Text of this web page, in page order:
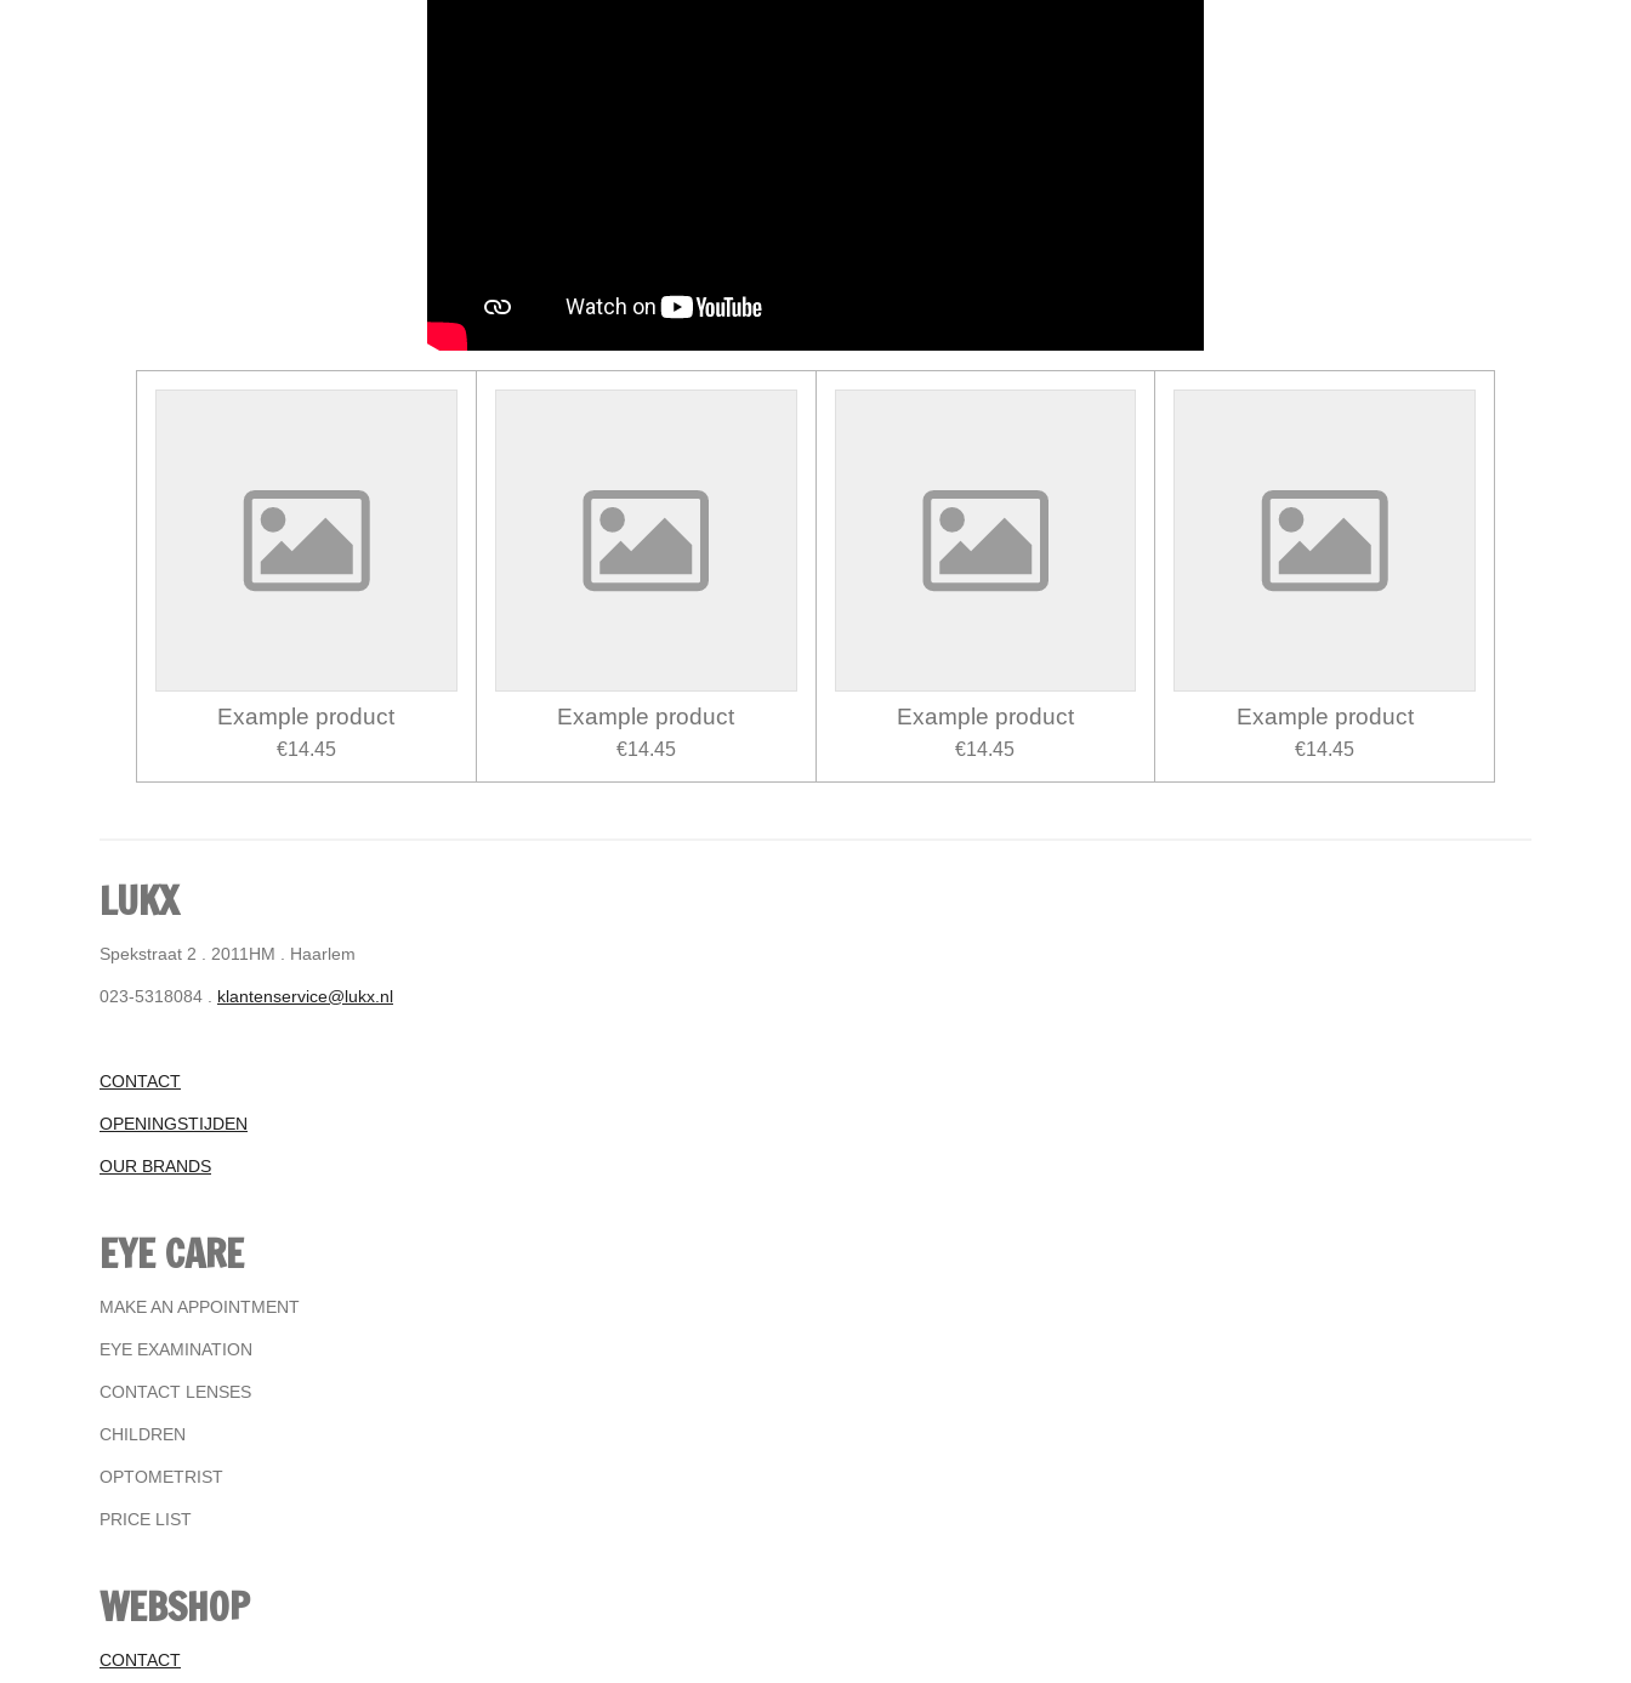
Example product
€14.45
Example product
€14.45
Example product
€14.45
Example product
€14.45
LUKX
Spekstraat 2 . 2011HM . Haarlem
023-5318084 . klantenservice@lukx.nl
CONTACT
OPENINGSTIJDEN
OUR BRANDS
EYE CARE
MAKE AN APPOINTMENT
EYE EXAMINATION
CONTACT LENSES
CHILDREN
OPTOMETRIST
PRICE LIST
WEBSHOP
CONTACT